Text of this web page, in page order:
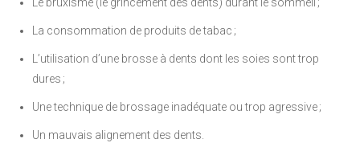
La consommation de produits de tabac ;
L’utilisation d’une brosse à dents dont les soies sont trop
dures ;
Une technique de brossage inadéquate ou trop agressive ;
Un mauvais alignement des dents.